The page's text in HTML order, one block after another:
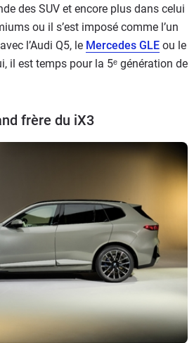
des SUV et encore plus dans celui
ou il s’est imposé comme l’un
l’Audi Q5, le Mercedes GLE ou le
il est temps pour la 5ᵉ génération de
frère du iX3